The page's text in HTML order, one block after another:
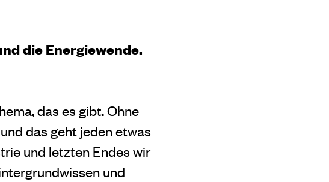
die Energiewende.
das es gibt. Ohne
das geht jeden etwas
und letzten Endes wir
und